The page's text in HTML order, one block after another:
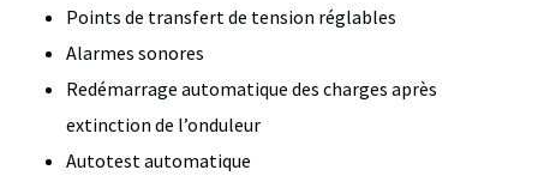
Points de transfert de tension réglables
Alarmes sonores
Redémarrage automatique des charges après
extinction de l’onduleur
Autotest automatique